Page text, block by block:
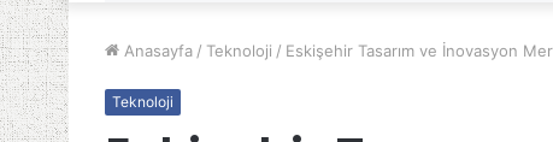
Anasayfa / Teknoloji / Eskişehir Tasarım ve İnovasyon
Teknoloji